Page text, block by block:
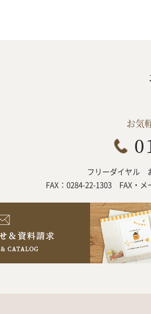
お気
フリーダイヤル
FAX：0284-22-1303 FAX・